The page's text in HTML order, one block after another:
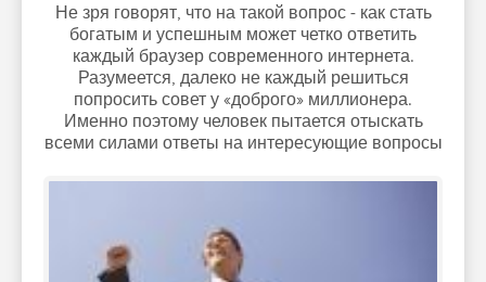
Не зря говорят, что на такой вопрос - как стать
богатым и успешным может четко ответить
каждый браузер современного интернета.
Разумеется, далеко не каждый решиться
попросить совет у «доброго» миллионера.
Именно поэтому человек пытается отыскать
всеми силами ответы на интересующие вопросы